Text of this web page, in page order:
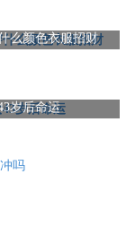
上发展。这个月的
或寻求新职业机
们将会在未来获得
么颜色衣服招财
岁后命运
吗